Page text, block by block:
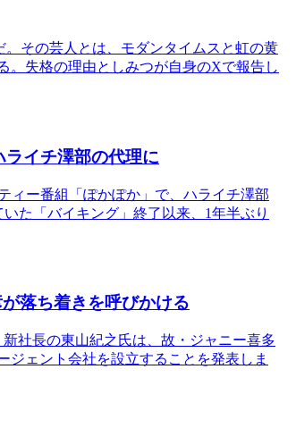
その芸人とは、モダンタイムスと虹の黄
。失格の理由としみつが自身のXで報告し
イチ澤部の代理に
ィー番組「ぽかぽか」で、ハライチ澤部
た「バイキング」終了以来、1年半ぶり
落ち着きを呼びかける
社長の東山紀之氏は、故・ジャニー喜多
ジェント会社を設立することを発表しま